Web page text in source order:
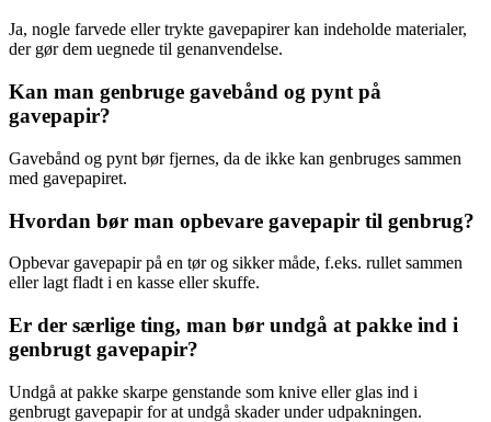
Ja, nogle farvede eller trykte gavepapirer kan indeholde materialer,
der gør dem uegnede til genanvendelse.
Kan man genbruge gavebånd og pynt på
gavepapir?
Gavebånd og pynt bør fjernes, da de ikke kan genbruges sammen
med gavepapiret.
Hvordan bør man opbevare gavepapir til genbrug?
Opbevar gavepapir på en tør og sikker måde, f.eks. rullet sammen
eller lagt fladt i en kasse eller skuffe.
Er der særlige ting, man bør undgå at pakke ind i
genbrugt gavepapir?
Undgå at pakke skarpe genstande som knive eller glas ind i
genbrugt gavepapir for at undgå skader under udpakningen.